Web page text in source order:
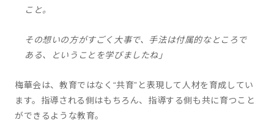
こと。
その想いの方がすごく大事で、手法は付属的なところで
ある、ということを学びましたね」
梅華会は、教育ではなく“共育”と表現して人材を育成してい
ます。指導される側はもちろん、指導する側も共に育つこと
ができるような教育。